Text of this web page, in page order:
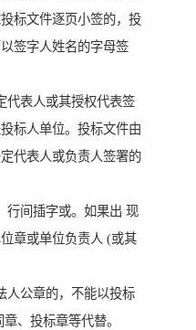
标文件逐页小签的，投
签字人姓名的字母签
代表人或其授权代表签
标人单位。投标文件由
代表人或负责人签署的
行间插字或。如果出 现
章或单位负责人 (或其
人公章的，不能以投标
、投标章等代替。